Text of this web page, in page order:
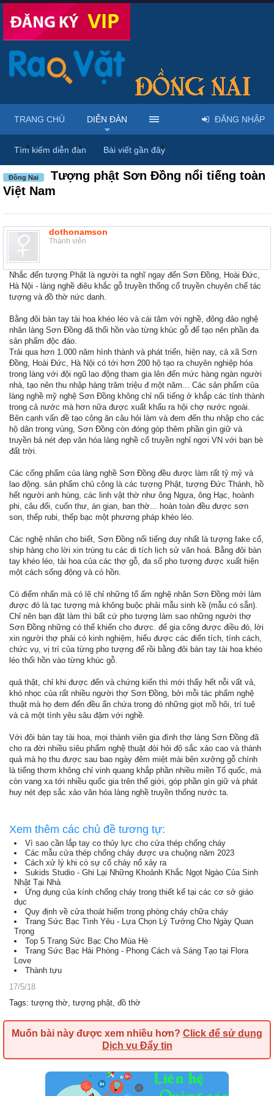
... Diễn đàn Thảo luận chung
Đồng Nai
Tượng phật Sơn Đồng nổi tiếng toàn
Việt Nam
dothonamson
Thành viên
Nhắc đến tượng Phật là người ta nghĩ ngay đến Sơn Đồng, Hoài Đức,
Hà Nội - làng nghề điêu khắc gỗ truyền thống cổ truyền chuyên chế tác
tượng và đồ thờ nức danh.
Bằng đôi bàn tay tài hoa khéo léo và cái tâm với nghề, đông đảo nghệ
nhân làng Sơn Đồng đã thổi hồn vào từng khúc gỗ để tạo nên phần đa
sản phẩm độc đáo.
Trải qua hơn 1.000 năm hình thành và phát triển, hiện nay, cả xã Sơn
Đồng, Hoài Đức, Hà Nội có tới hơn 200 hộ tạo ra chuyên nghiệp hóa
trong làng với đội ngũ lao động tham gia lên đến mức hàng ngàn người
nhà, tạo nên thu nhập hàng trăm triệu đ một năm... Các sản phẩm của
làng nghề mỹ nghệ Sơn Đồng không chỉ nổi tiếng ở khắp các tỉnh thành
trong cả nước mà hơn nữa được xuất khẩu ra hội chợ nước ngoài.
Bên cạnh vấn đề tạo công ăn câu hỏi làm và đem đến thu nhập cho các
hộ dân trong vùng, Sơn Đồng còn đóng góp thêm phần gìn giữ và
truyền bá nét đẹp văn hóa làng nghề cổ truyền nghỉ ngơi VN với bạn bè
đất trời.
Các cống phẩm của làng nghề Sơn Đồng đều được làm rất tỷ mỷ và
lao động. sản phẩm chủ công là các tượng Phật, tượng Đức Thánh, hồ
hết người anh hùng, các linh vật thờ như ông Ngựa, ông Hạc, hoành
phi, câu đối, cuốn thư, án gian, ban thờ... hoàn toàn đều được sơn
son, thếp rubi, thếp bạc một phương pháp khéo léo.
Các nghệ nhân cho biết, Sơn Đồng nổi tiếng duy nhất là tượng fake cổ,
ship hàng cho lời xin trùng tu các di tích lịch sử văn hoá. Bằng đôi bàn
tay khéo léo, tài hoa của các thợ gỗ, đa số pho tượng được xuất hiện
một cách sống động và có hồn.
Có điểm nhấn mà có lẽ chỉ những tổ ấm nghệ nhân Sơn Đồng mới làm
được đó là tạc tượng mà không buộc phải mẫu sinh kề (mẫu có sẵn).
Chỉ nên bạn đặt làm thì bất cứ pho tượng làm sao những người thợ
Sơn Đồng những có thể khiến cho được. để gia công được điều đó, lời
xin người thợ phải có kinh nghiệm, hiểu được các điển tích, tính cách,
chức vụ, vị trí của từng pho tượng để rồi bằng đôi bàn tay tài hoa khéo
léo thổi hồn vào từng khúc gỗ.
quả thật, chỉ khi được đến và chứng kiến thì mới thấy hết nỗi vất vả,
khó nhọc của rất nhiều người thợ Sơn Đồng, bởi mỗi tác phẩm nghệ
thuật mà họ đem đến đều ẩn chứa trong đó những giọt mồ hôi, trí tuệ
và cả một tình yêu sâu đậm với nghề.
Với đôi bàn tay tài hoa, mọi thành viên gia đình thợ làng Sơn Đồng đã
cho ra đời nhiều siêu phẩm nghệ thuật đòi hỏi độ sắc xảo cao và thành
quả mà họ thu được sau bao ngày đêm miệt mài bên xưởng gỗ chính
là tiếng thơm không chỉ vinh quang khắp phần nhiều miền Tổ quốc, mà
còn vang xa tới nhiều quốc gia trên thế giới, góp phần gìn giữ và phát
huy nét đẹp sắc xảo văn hóa làng nghề truyền thống nước ta.
Xem thêm các chủ đề tương tự:
Vì sao cần lắp tay co thủy lực cho cửa thép chống cháy
Các mẫu cửa thép chống cháy được ưa chuộng năm 2023
Cách xử lý khi có sự cố cháy nổ xảy ra
Sukids Studio - Ghi Lại Những Khoảnh Khắc Ngọt Ngào Của Sinh
Nhật Tại Nhà
Ứng dụng của kính chống cháy trong thiết kế tại các cơ sở giáo
dục
Quy định về cửa thoát hiểm trong phòng cháy chữa cháy
Trang Sức Bạc Tình Yêu - Lựa Chọn Lý Tưởng Cho Ngày Quan
Trọng
Top 5 Trang Sức Bạc Cho Mùa Hè
Trang Sức Bạc Hải Phòng - Phong Cách và Sáng Tạo tại Flora
Love
Thành tựu
17/5/18
Tags: tượng thờ, tượng phật, đồ thờ
Muốn bài này được xem nhiều hơn? Click để sử dụng
Dịch vụ Đẩy tin
TRANG CHỦ DIỄN ĐÀN
Tìm kiếm diễn đàn Bài viết gần đây
ĐĂNG NHẬP